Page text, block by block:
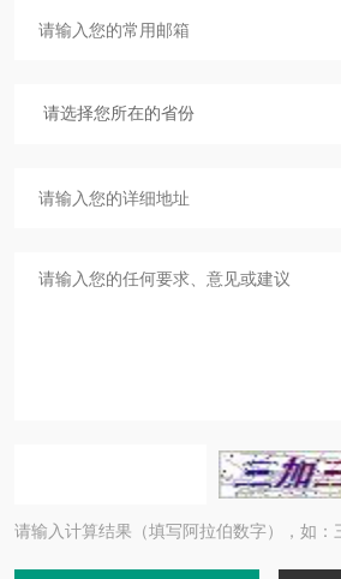
请输入计算结果（填写阿拉伯数字），如：